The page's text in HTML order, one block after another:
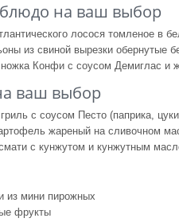
на ваш выбор
лосося томленое в
из свиной вырезки обернутые
ножка Конфи с соусом Демиглас и
ваш выбор
с соусом Песто (паприка,
жареный на сливочном
с кунжутом и кунжутным
из мини пирожных
фрукты